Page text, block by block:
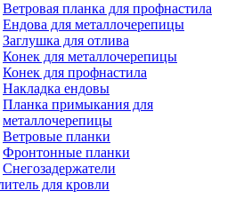
Ветровая планка для профнастила
Ендова для металлочерепицы
Заглушка для отлива
Конек для металлочерепицы
Конек для профнастила
Накладка ендовы
Планка примыкания для
металлочерепицы
Ветровые планки
Фронтонные планки
Снегозадержатели
для кровли